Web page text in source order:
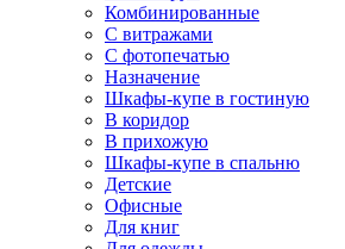
Комбинированные
С витражами
С фотопечатью
Назначение
Шкафы-купе в гостиную
В коридор
В прихожую
Шкафы-купе в спальню
Детские
Офисные
Для книг